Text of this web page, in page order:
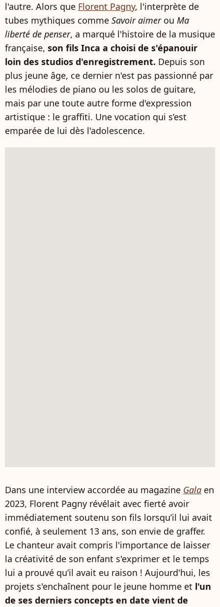
l'autre. Alors que Florent Pagny, l'interprète de
tubes mythiques comme Savoir aimerou Ma
liberté de penser, a marqué l'histoire de la musique
française, son fils Inca a choisi de s'épanouir
loin des studios d'enregistrement. Depuis son
plus jeune âge, ce dernier n'est pas passionné par
les mélodies de piano ou les solos de guitare,
mais par une toute autre forme d'expression
artistique : le graffiti. Une vocation qui s’est
emparée de lui dès l'adolescence.
Dans une interview accordée au magazine Gala en
2023, Florent Pagny révélait avec fierté avoir
immédiatement soutenu son fils lorsqu’il lui avait
confié, à seulement 13 ans, son envie de graffer.
Le chanteur avait compris l'importance de laisser
la créativité de son enfant s'exprimer et le temps
lui a prouvé qu’il avait eu raison ! Aujourd'hui, les
projets s'enchaînent pour le jeune homme et l'un
de ses derniers concepts en date vient de